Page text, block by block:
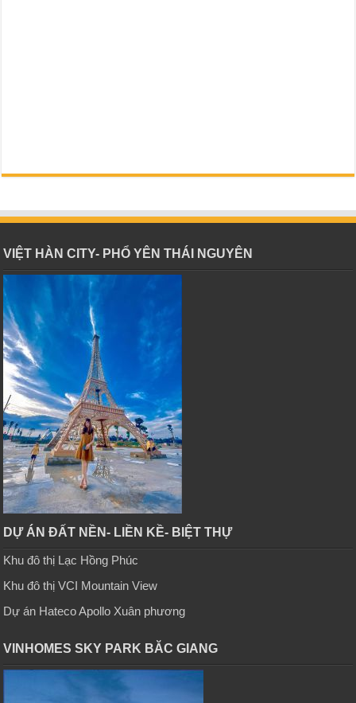
VIỆT HÀN CITY- PHỔ YÊN THÁI NGUYÊN
DỰ ÁN ĐẤT NỀN- LIỀN KỀ- BIỆT THỰ
Khu đô thị Lạc Hồng Phúc
Khu đô thị VCI Mountain View
Dự án Hateco Apollo Xuân phương
VINHOMES SKY PARK BĂC GIANG